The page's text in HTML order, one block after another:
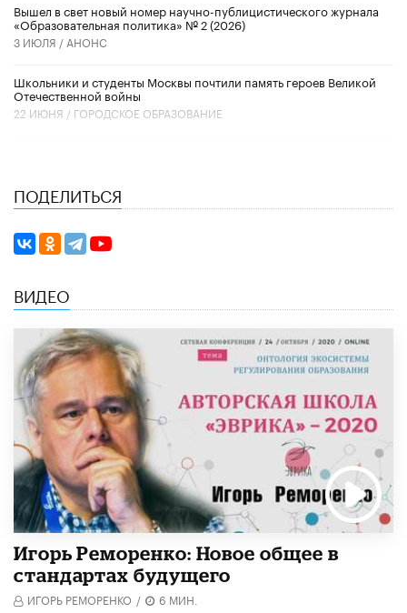
Вышел в свет новый номер научно-публицистического журнала
«Образовательная политика» № 2 (2026)
3 ИЮЛЯ / АНОНС
Школьники и студенты Москвы почтили память героев Великой
Отечественной войны
22 ИЮНЯ / ГОРОДСКОЕ ОБРАЗОВАНИЕ
ПОДЕЛИТЬСЯ
ВИДЕО
Игорь Реморенко: Новое общее в
стандартах будущего
ИГОРЬ РЕМОРЕНКО / 6 МИН.